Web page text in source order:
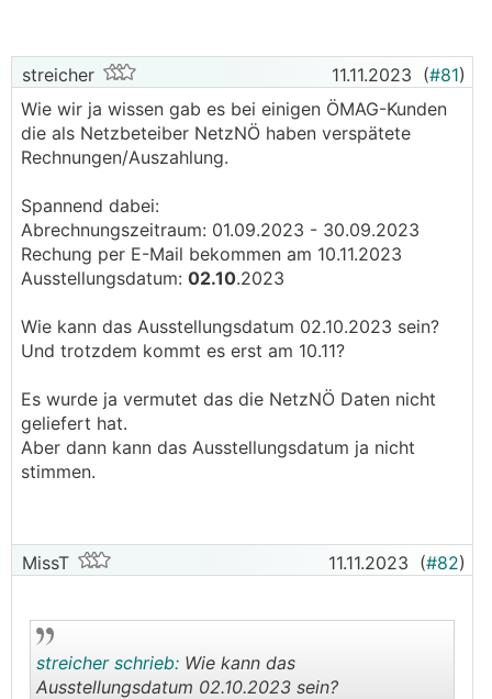
streicher 11.11.2023 (#81)
Wie wir ja wissen gab es bei einigen ÖMAG-Kunden
die als Netzbeteiber NetzNÖ haben verspätete
Rechnungen/Auszahlung.
Spannend dabei:
Abrechnungszeitraum: 01.09.2023 - 30.09.2023
Rechung per E-Mail bekommen am 10.11.2023
Ausstellungsdatum: 02.10.2023
Wie kann das Ausstellungsdatum 02.10.2023 sein?
Und trotzdem kommt es erst am 10.11?
Es wurde ja vermutet das die NetzNÖ Daten nicht
geliefert hat.
Aber dann kann das Ausstellungsdatum ja nicht
stimmen.
MissT 11.11.2023 (#82)
streicher schrieb: Wie kann das
Ausstellungsdatum 02.10.2023 sein?